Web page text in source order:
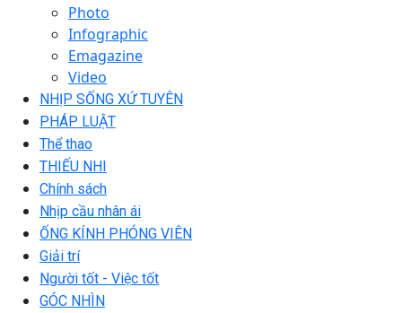
Photo
Infographic
Emagazine
Video
NHỊP SỐNG XỨ TUYÊN
PHÁP LUẬT
Thể thao
THIẾU NHI
Chính sách
Nhịp cầu nhân ái
ỐNG KÍNH PHÓNG VIÊN
Giải trí
Người tốt - Việc tốt
GÓC NHÌN